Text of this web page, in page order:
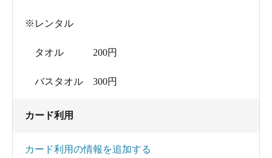
囲まれていますが、日本庭園と生垣越しに山の景
色。観光地でもある箱根にいることを、すっかり
けて、夏の終わりを感じつつ貸切でまったりでき
ﾑｲｵﾝ1.56mg、ｶﾙｼｳﾑｲｵﾝ23.1mg、ｱﾙﾐﾆｳﾑｲｵﾝ0.02mg、
※レンタル
タオル 200円
バスタオル 300円
カード利用
カード利用の情報を追加する